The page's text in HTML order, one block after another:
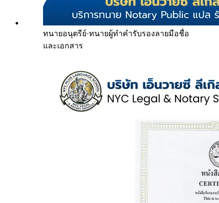
ทนายอนุตรีย์·ทนายผู้ทำคำรับรองลายมือชื่อ
และเอกสาร